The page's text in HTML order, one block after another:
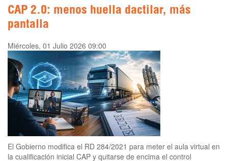
CAP 2.0: menos huella dactilar, más
pantalla
Miércoles, 01 Julio 2026 09:00
El Gobierno modifica el RD 284/2021 para meter el aula virtual en
la cualificación inicial CAP y quitarse de encima el control